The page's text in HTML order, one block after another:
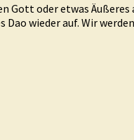
Gott oder etwas
wieder auf. Wir